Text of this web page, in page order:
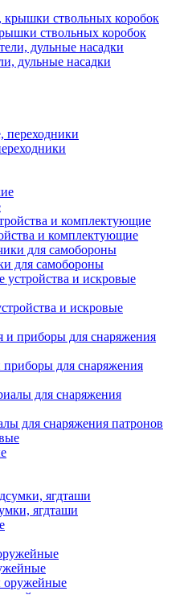
ствольных коробок
дульные насадки
и комплектующие
для самобороны
и искровые
для снаряжения
для снаряжения патронов
ягдташи